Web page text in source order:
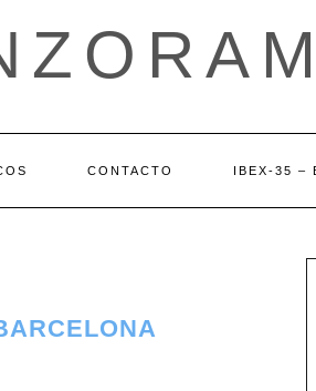
CONTACTO IBEX-35 –